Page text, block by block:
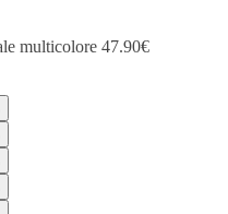
multicolore 47.90€